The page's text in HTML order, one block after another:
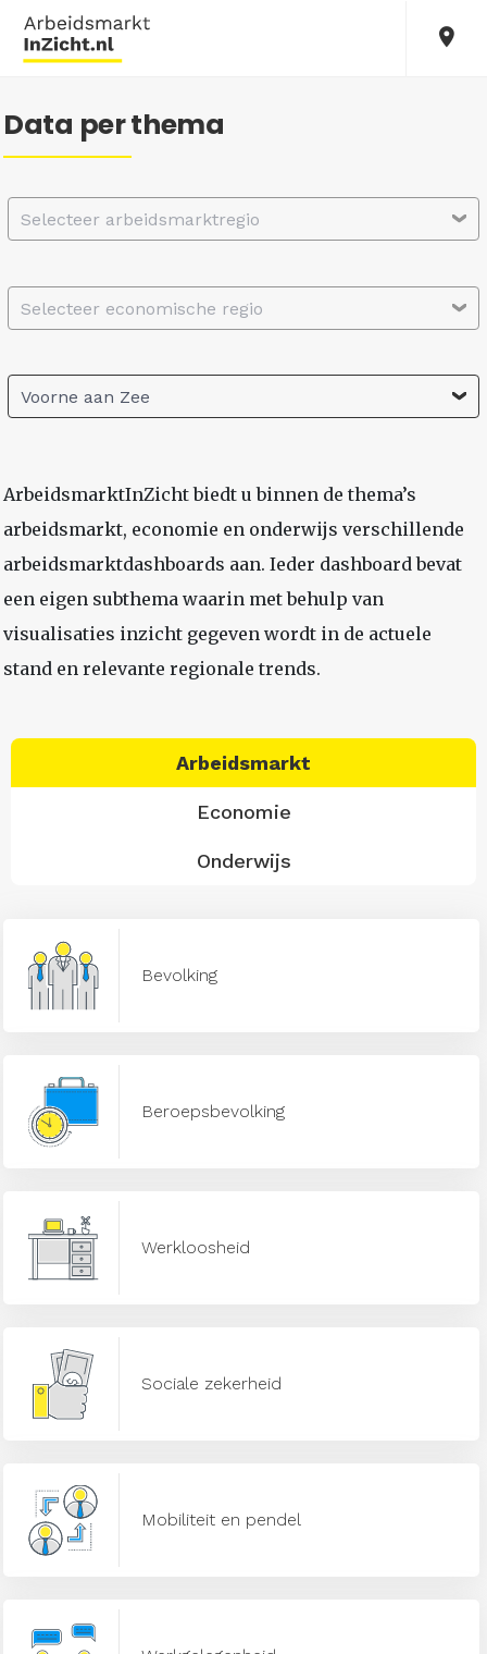
Data per thema
Selecteer arbeidsmarktregio
Selecteer economische regio
Voorne aan Zee
ArbeidsmarktInZicht biedt u binnen de thema’s
arbeidsmarkt, economie en onderwijs verschillende
arbeidsmarktdashboards aan. Ieder dashboard bevat
een eigen subthema waarin met behulp van
visualisaties inzicht gegeven wordt in de actuele
stand en relevante regionale trends.
Arbeidsmarkt
Economie
Onderwijs
Bevolking
Beroepsbevolking
Werkloosheid
Sociale zekerheid
Mobiliteit en pendel